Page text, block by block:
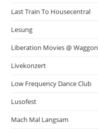
Last Train To Housecentral
Lesung
Liberation Movies @ Waggon
Livekonzert
Low Frequency Dance Club
Lusofest
Mach Mal Langsam